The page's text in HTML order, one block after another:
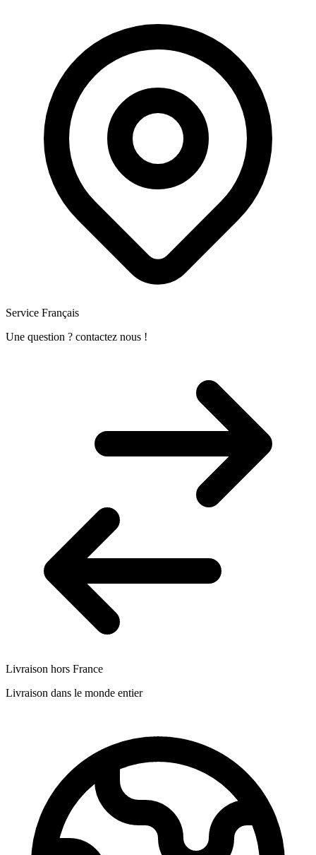
Service Français
Une question ? contactez nous !
Livraison hors France
Livraison dans le monde entier